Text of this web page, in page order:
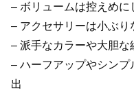
– ボリュームは控えめに
– アクセサリーは小ぶ
– 派手なカラーや大胆な
– ハーフアップやシン
出